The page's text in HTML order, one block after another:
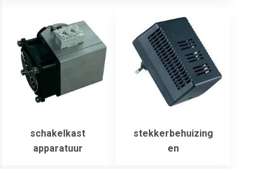
schakelkast
apparatuur
stekkerbehuizing
en